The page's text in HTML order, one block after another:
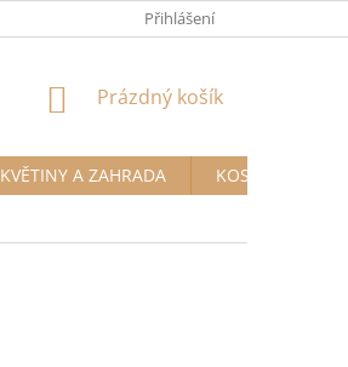
Přihlášení
NÁKUPNÍ
Prázdný košík
KVĚTINY A ZAHRADA
KOSMETIKA A